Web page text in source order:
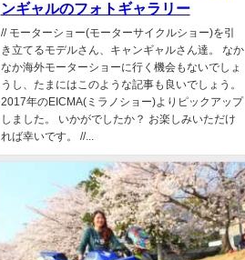
ンギャルのフォトギャラリー
// モーターショー(モーターサイクルショー)を引
き立てるモデルさん、キャンギャルさん達。 なか
なか海外モーターショーに行く機会もないでしょ
うし、たまにはこのような記事も良いでしょう。
2017年のEICMA(ミラノショー)よりピックアップ
しました。 いかがでしたか？ お楽しみいただけ
れば幸いです。 //...